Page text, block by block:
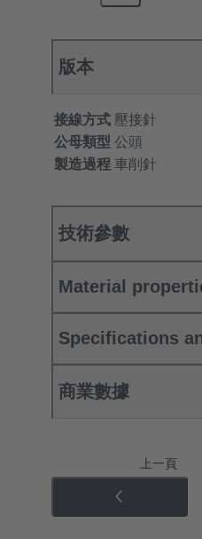
版本
接線方式 壓接針
公母類型 公頭
製造過程 車削針
技術參數
Material
Specifications
商業數據
上一頁